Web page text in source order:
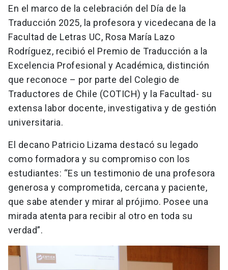
En el marco de la celebración del Día de la
Traducción 2025, la profesora y vicedecana de la
Facultad de Letras UC, Rosa María Lazo
Rodríguez, recibió el Premio de Traducción a la
Excelencia Profesional y Académica, distinción
que reconoce – por parte del Colegio de
Traductores de Chile (COTICH) y la Facultad- su
extensa labor docente, investigativa y de gestión
universitaria.
El decano Patricio Lizama destacó su legado
como formadora y su compromiso con los
estudiantes: “Es un testimonio de una profesora
generosa y comprometida, cercana y paciente,
que sabe atender y mirar al prójimo. Posee una
mirada atenta para recibir al otro en toda su
verdad”.